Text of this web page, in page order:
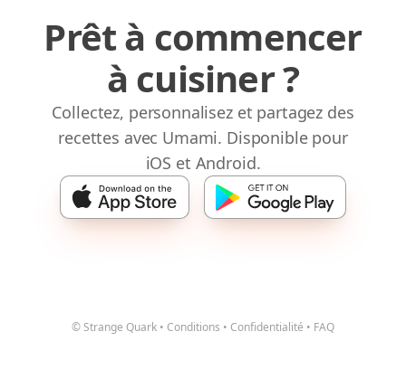
Prêt à commencer
à cuisiner ?
Collectez, personnalisez et partagez des
recettes avec Umami. Disponible pour
iOS et Android.
© Strange Quark • Conditions • Confidentialité • FAQ